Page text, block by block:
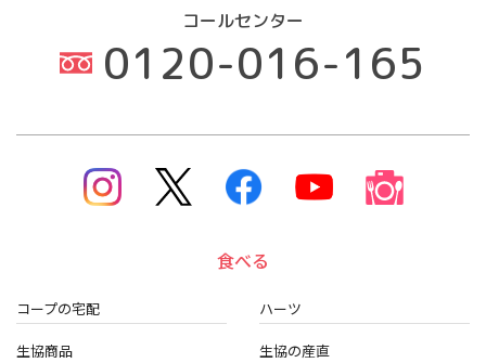
本キャンペーン応募にてご提供いただきました個人情報は、応
募作品に関する確認や賞品の発送の連絡、本キャンペーンに関
連する情報提供、告知等の利用目的で使用いたします。また、
その他の個人情報の取り扱いについては、個人情報保護方針を
りますので、予めご了承ください。
・本応募規約は予告なく変更することがありますので、予めご
了承ください。
コールセンター
0120-016-165
食べる
コープの宅配 ハーツ
生協商品 生協の産直